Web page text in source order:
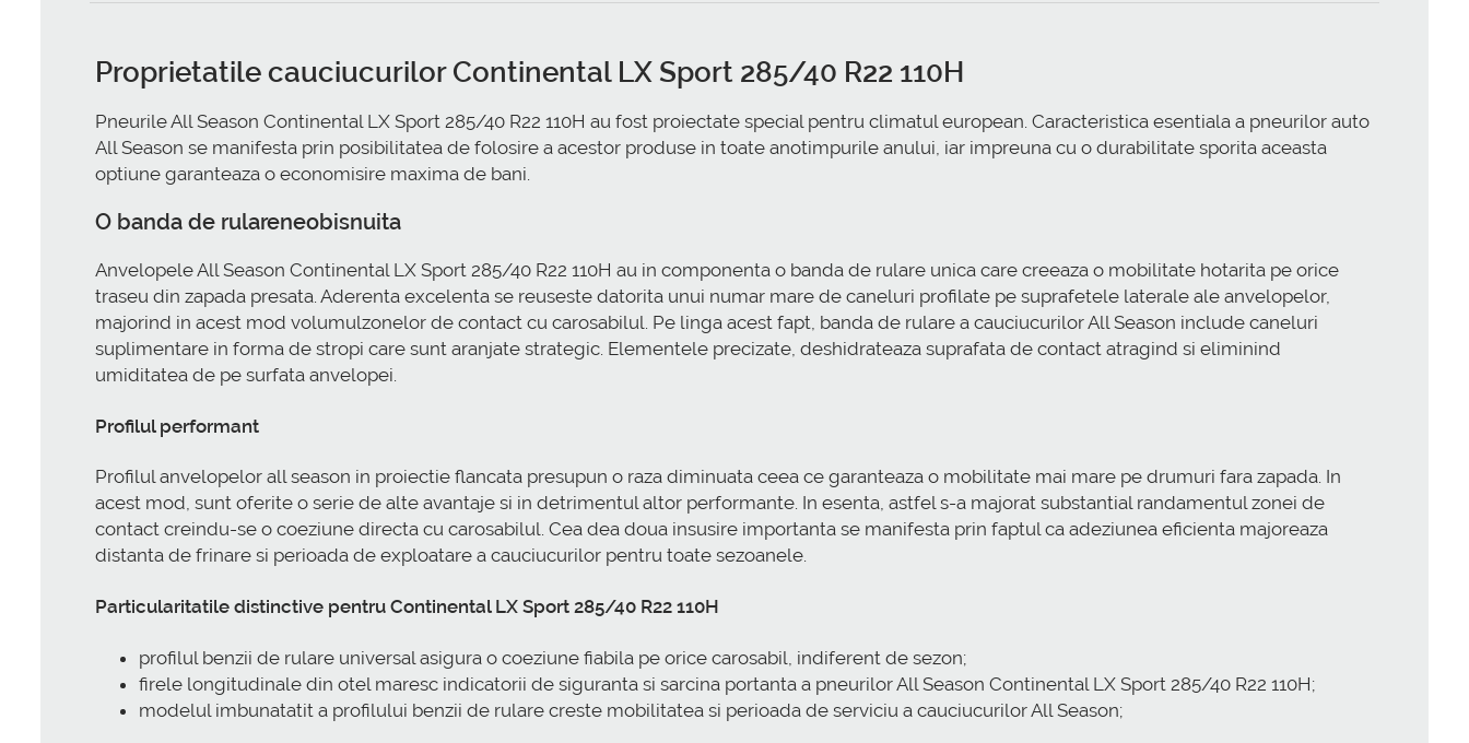
Proprietatile cauciucurilor Continental LX Sport 285/40 R22 110H
Pneurile All Season Continental LX Sport 285/40 R22 110H au fost proiectate special pentru climatul european. Caracteristica esentiala a pneurilor auto
All Season se manifesta prin posibilitatea de folosire a acestor produse in toate anotimpurile anului, iar impreuna cu o durabilitate sporita aceasta
optiune garanteaza o economisire maxima de bani.
O banda de rulareneobisnuita
Anvelopele All Season Continental LX Sport 285/40 R22 110H au in componenta o banda de rulare unica care creeaza o mobilitate hotarita pe orice
traseu din zapada presata. Aderenta excelenta se reuseste datorita unui numar mare de caneluri profilate pe suprafetele laterale ale anvelopelor,
majorind in acest mod volumulzonelor de contact cu carosabilul. Pe linga acest fapt, banda de rulare a cauciucurilor All Season include caneluri
suplimentare in forma de stropi care sunt aranjate strategic. Elementele precizate, deshidrateaza suprafata de contact atragind si eliminind
umiditatea de pe surfata anvelopei.
Profilul performant
Profilul anvelopelor all season in proiectie flancata presupun o raza diminuata ceea ce garanteaza o mobilitate mai mare pe drumuri fara zapada. In
acest mod, sunt oferite o serie de alte avantaje si in detrimentul altor performante. In esenta, astfel s-a majorat substantial randamentul zonei de
contact creindu-se o coeziune directa cu carosabilul. Cea dea doua insusire importanta se manifesta prin faptul ca adeziunea eficienta majoreaza
distanta de frinare si perioada de exploatare a cauciucurilor pentru toate sezoanele.
Particularitatile distinctive pentru Continental LX Sport 285/40 R22 110H
profilul benzii de rulare universal asigura o coeziune fiabila pe orice carosabil, indiferent de sezon;
firele longitudinale din otel maresc indicatorii de siguranta si sarcina portanta a pneurilor All Season Continental LX Sport 285/40 R22 110H;
modelul imbunatatit a profilului benzii de rulare creste mobilitatea si perioada de serviciu a cauciucurilor All Season;